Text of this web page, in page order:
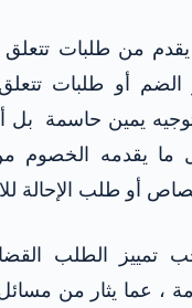
من طلبات
الضم أو طلبات
يمين حاسمة بل
ما يقدمه الخصوم
أو طلب الإحالة
تمييز الطلب
، عما يثار من